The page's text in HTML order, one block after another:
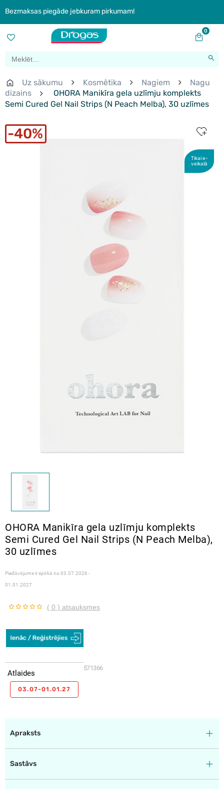
Bezmaksas piegāde jebkuram pirkumam!
0
Uz sākumu Kosmētika Nagiem
Nagu
dizains
OHORA Manikīra gela uzlīmju komplekts
Semi Cured Gel Nail Strips (N Peach Melba), 30 uzlīmes
40%
Tikai e-
veikalā
OHORA Manikīra gela uzlīmju komplekts
Semi Cured Gel Nail Strips (N Peach Melba),
30 uzlīmes
Piedāvājums ir spēkā no 03.07.2026 -
01.01.2027
( 0 ) atsauksmes
571366
Atlaides
03.07-01.01.27
Apraksts
Sastāvs